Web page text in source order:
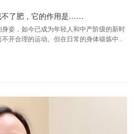
不了肥，它的作用是……
姿，如今已成为年轻人和中产阶级的新时
开合理的运动。但在日常的身体锻炼中，
来？跑步真的会伤膝盖吗？ 本着科学
献,交叉求证,重磅推出科普专题《大揭